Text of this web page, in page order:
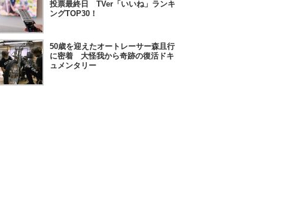
投票最終日 TVer「いいね」ランキ
ングTOP30！
50歳を迎えたオートレーサー森且行
に密着 大怪我から奇跡の復活ドキ
ュメンタリー